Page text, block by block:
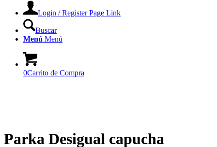
Login / Register Page Link
Buscar
Menú Menú
0Carrito de Compra
Parka Desigual capucha